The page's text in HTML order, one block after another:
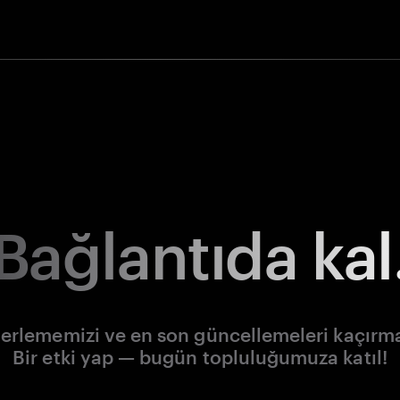
ve en son güncellemeleri
Bir etki yap — bugün topluluğumuza katıl!